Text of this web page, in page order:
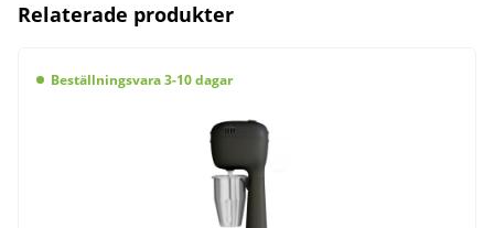
Relaterade produkter
Beställningsvara 3-10 dagar